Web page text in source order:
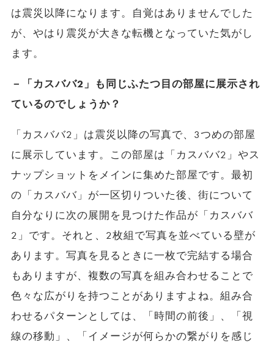
は震災以降になります。自覚はありませんでした
が、やはり震災が大きな転機となっていた気がし
ます。
－「カスババ2」も同じふたつ目の部屋に展示され
ているのでしょうか？
「カスババ2」は震災以降の写真で、3つめの部屋
に展示しています。この部屋は「カスババ2」やス
ナップショットをメインに集めた部屋です。最初
の「カスババ」が一区切りついた後、街について
自分なりに次の展開を見つけた作品が「カスババ
2」です。それと、2枚組で写真を並べている壁が
あります。写真を見るときに一枚で完結する場合
もありますが、複数の写真を組み合わせることで
色々な広がりを持つことがありますよね。組み合
わせるパターンとしては、「時間の前後」、「視
線の移動」、「イメージが何らかの繋がりを感じ